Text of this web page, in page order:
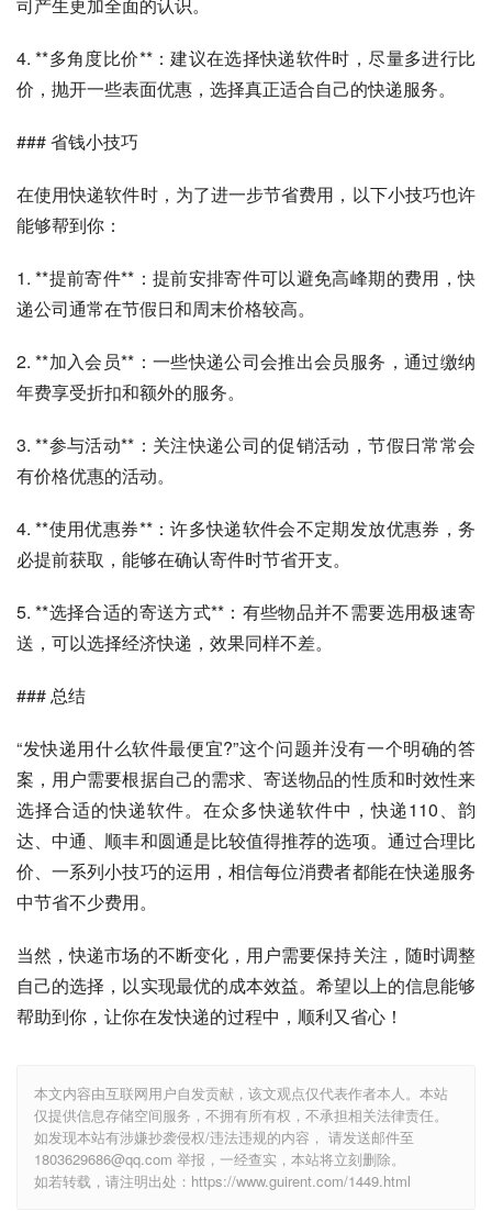
4. **多角度比价**：建议在选择快递软件时，尽量多进行比
价，抛开一些表面优惠，选择真正适合自己的快递服务。
### 省钱小技巧
在使用快递软件时，为了进一步节省费用，以下小技巧也许
能够帮到你：
1. **提前寄件**：提前安排寄件可以避免高峰期的费用，快
递公司通常在节假日和周末价格较高。
2. **加入会员**：一些快递公司会推出会员服务，通过缴纳
年费享受折扣和额外的服务。
3. **参与活动**：关注快递公司的促销活动，节假日常常会
有价格优惠的活动。
4. **使用优惠券**：许多快递软件会不定期发放优惠券，务
必提前获取，能够在确认寄件时节省开支。
5. **选择合适的寄送方式**：有些物品并不需要选用极速寄
送，可以选择经济快递，效果同样不差。
### 总结
“发快递用什么软件最便宜?”这个问题并没有一个明确的答
案，用户需要根据自己的需求、寄送物品的性质和时效性来
选择合适的快递软件。在众多快递软件中，快递110、韵
达、中通、顺丰和圆通是比较值得推荐的选项。通过合理比
价、一系列小技巧的运用，相信每位消费者都能在快递服务
中节省不少费用。
当然，快递市场的不断变化，用户需要保持关注，随时调整
自己的选择，以实现最优的成本效益。希望以上的信息能够
帮助到你，让你在发快递的过程中，顺利又省心！
本文内容由互联网用户自发贡献，该文观点仅代表作者本人。本站
仅提供信息存储空间服务，不拥有所有权，不承担相关法律责任。
如发现本站有涉嫌抄袭侵权/违法违规的内容， 请发送邮件至
1803629686@qq.com 举报，一经查实，本站将立刻删除。
如若转载，请注明出处：https://www.guirent.com/1449.html